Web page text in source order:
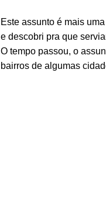
Este assunto é mais
e descobri pra que
O tempo passou, o
bairros de algumas